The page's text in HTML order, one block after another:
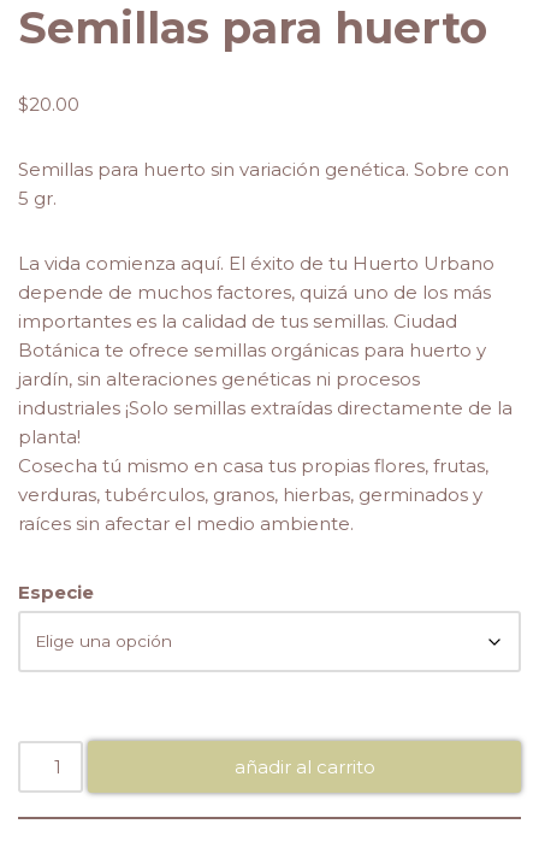
Semillas para huerto
$20.00
Semillas para huerto sin variación genética. Sobre con
5 gr.
La vida comienza aquí. El éxito de tu Huerto Urbano
depende de muchos factores, quizá uno de los más
importantes es la calidad de tus semillas. Ciudad
Botánica te ofrece semillas orgánicas para huerto y
jardín, sin alteraciones genéticas ni procesos
industriales ¡Solo semillas extraídas directamente de la
planta!
Cosecha tú mismo en casa tus propias flores, frutas,
verduras, tubérculos, granos, hierbas, germinados y
raíces sin afectar el medio ambiente.
Especie
añadir al carrito